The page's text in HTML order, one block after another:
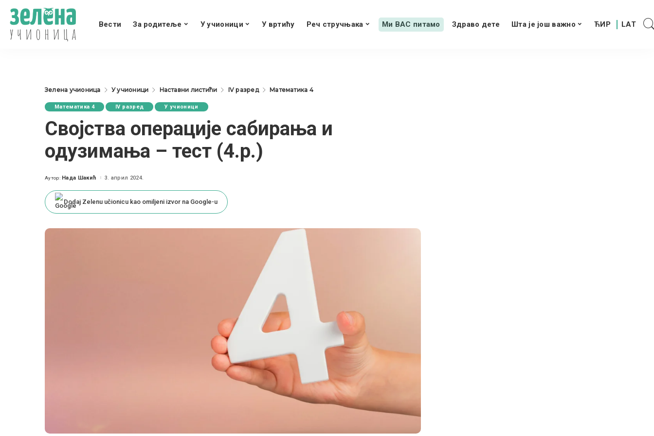
Вести За родитеље У учионици У вртићу Реч стручњака Ми ВАС питамо Здраво дете Шта је још важно
Зелена учионица У учионици Наставни листићи IV разред Математика 4
Математика 4 IV разред У учионици
Својства операције сабирања и
одузимања – тест (4.р.)
Posted
Аутор: Нада Шакић 3. април 2024.
Dodaj Zelenu učionicu kao omiljeni izvor na Google-u